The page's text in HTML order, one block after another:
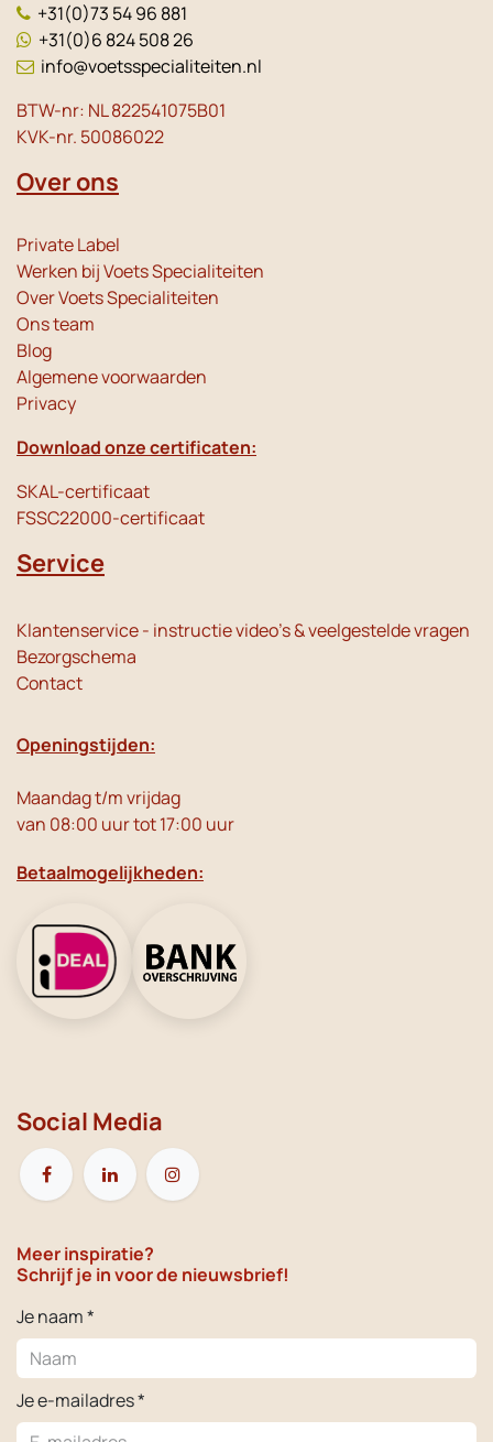
+31(0)73 54 96 881
+31(0)6 824 508 26
info@voetsspecialiteiten.nl
BTW-nr: NL 822541075B01
KVK-nr. 50086022
Over ons
Private Label
Werken bij Voets Specialiteiten
Over Voets Specialiteiten
Ons team
Blog
Algemene voorwaarden
Privacy
Download onze certificaten:
SKAL-certificaat
FSSC22000-certificaat
Service
Klantenservice - instructie video's & veelgestelde vragen
Bezorgschema
Contact
Openingstijden:
Maandag t/m vrijdag
van 08:00 uur tot 17:00 uur
Betaalmogelijkheden:
Social Media
Meer inspiratie?
Schrijf je in voor de nieuwsbrief!
Je naam *
Je e-mailadres *